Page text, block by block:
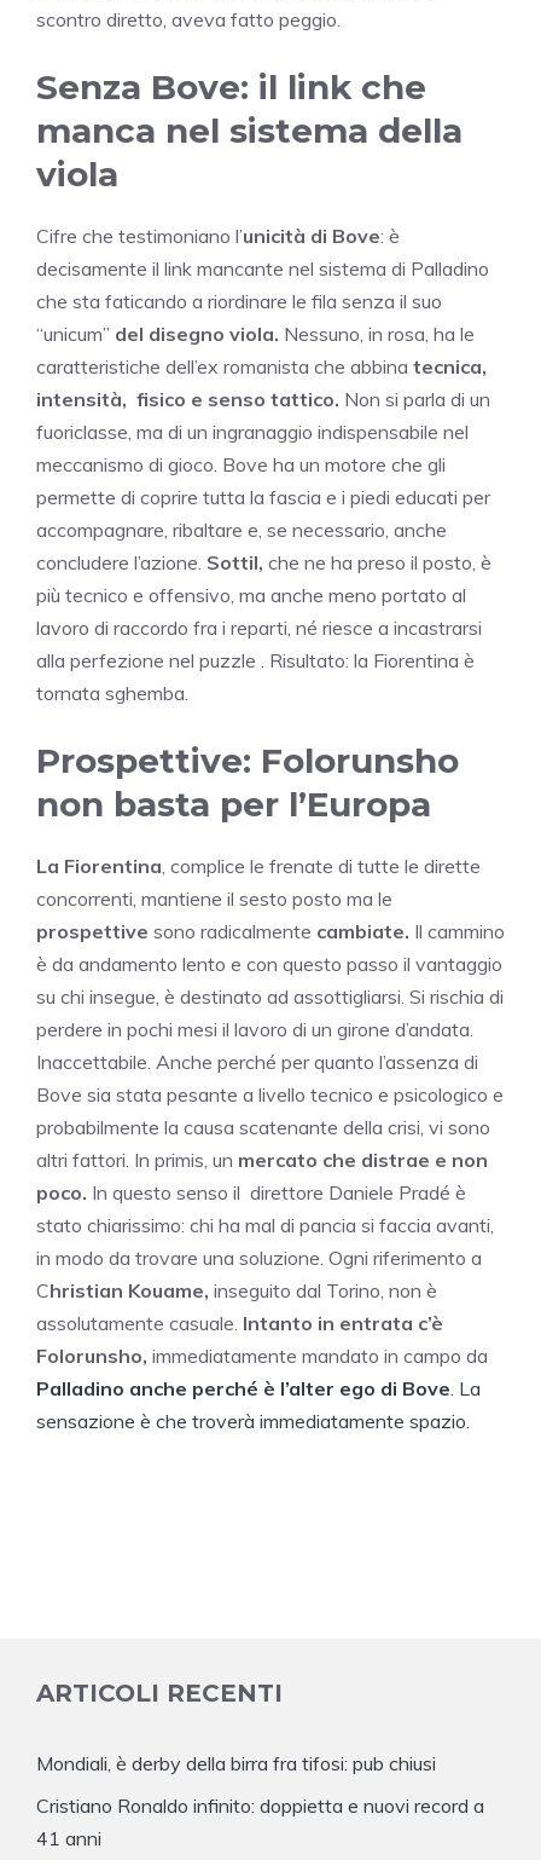
scontro diretto, aveva fatto peggio.
Senza Bove: il link che
manca nel sistema della
viola
Cifre che testimoniano l’unicità di Bove: è
decisamente il link mancante nel sistema di Palladino
che sta faticando a riordinare le fila senza il suo
“unicum” del disegno viola. Nessuno, in rosa, ha le
caratteristiche dell’ex romanista che abbina tecnica,
intensità, fisico e senso tattico. Non si parla di un
fuoriclasse, ma di un ingranaggio indispensabile nel
meccanismo di gioco. Bove ha un motore che gli
permette di coprire tutta la fascia e i piedi educati per
accompagnare, ribaltare e, se necessario, anche
concludere l’azione. Sottil, che ne ha preso il posto, è
più tecnico e offensivo, ma anche meno portato al
lavoro di raccordo fra i reparti, né riesce a incastrarsi
alla perfezione nel puzzle . Risultato: la Fiorentina è
tornata sghemba.
Prospettive: Folorunsho
non basta per l’Europa
La Fiorentina , complice le frenate di tutte le dirette
concorrenti, mantiene il sesto posto ma le
prospettive sono radicalmente cambiate. Il cammino
è da andamento lento e con questo passo il vantaggio
su chi insegue, è destinato ad assottigliarsi. Si rischia di
perdere in pochi mesi il lavoro di un girone d’andata.
Inaccettabile. Anche perché per quanto l’assenza di
Bove sia stata pesante a livello tecnico e psicologico e
probabilmente la causa scatenante della crisi, vi sono
altri fattori. In primis, un mercato che distrae e non
poco. In questo senso il direttore Daniele Pradé è
stato chiarissimo: chi ha mal di pancia si faccia avanti,
in modo da trovare una soluzione. Ogni riferimento a
Christian Kouame, inseguito dal Torino, non è
assolutamente casuale. Intanto in entrata c’è
Folorunsho, immediatamente mandato in campo da
Palladino anche perché è l’alter ego di Bove . La
sensazione è che troverà immediatamente spazio.
ARTICOLI RECENTI
Mondiali, è derby della birra fra tifosi: pub chiusi
Cristiano Ronaldo infinito: doppietta e nuovi record a
41 anni